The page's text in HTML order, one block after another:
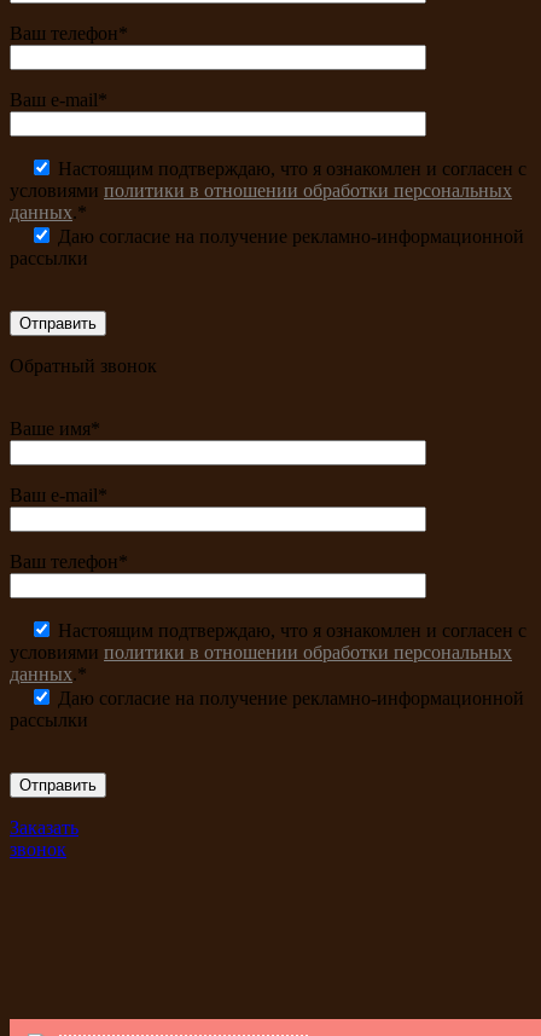
Ваш телефон*
Ваш e-mail*
Настоящим подтверждаю, что я ознакомлен и согласен с
условиями политики в отношении обработки персональных
данных.*
Даю согласие на получение рекламно-информационной
рассылки
Обратный звонок
Ваше имя*
Ваш e-mail*
Ваш телефон*
Настоящим подтверждаю, что я ознакомлен и согласен с
условиями политики в отношении обработки персональных
данных.*
Даю согласие на получение рекламно-информационной
рассылки
Заказать
звонок